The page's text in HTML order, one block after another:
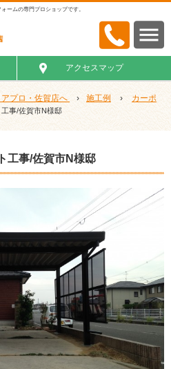
ームの専門プロショップです。
アクセスマップ
プロ・佐賀店へ › 施工例 ›
カーポ
事/佐賀市N様邸
工事/佐賀市N様邸